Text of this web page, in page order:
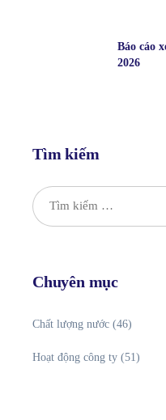
Báo cáo
2026
Tìm kiếm
Chuyên mục
Chất lượng nước (46)
Hoạt động công ty (51)